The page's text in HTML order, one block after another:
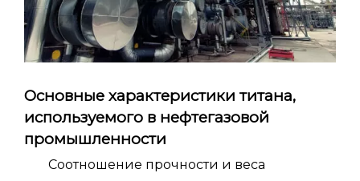
Основные характеристики титана,
используемого в нефтегазовой
промышленности
Соотношение прочности и веса